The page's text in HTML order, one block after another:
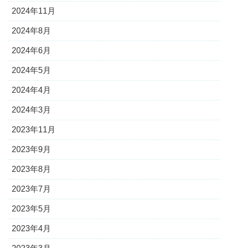
2024年11月
2024年8月
2024年6月
2024年5月
2024年4月
2024年3月
2023年11月
2023年9月
2023年8月
2023年7月
2023年5月
2023年4月